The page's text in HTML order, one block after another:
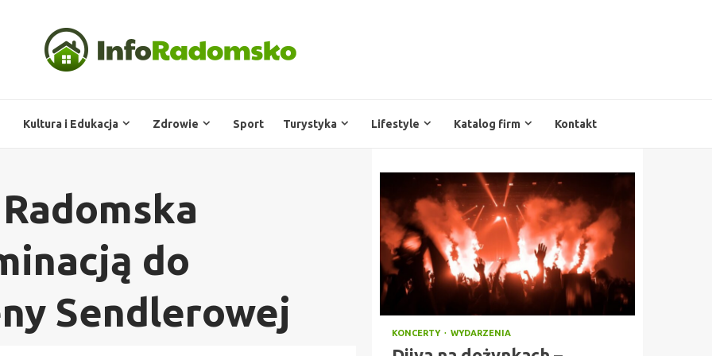
Kultura i Edukacja Zdrowie Sport Turystyka Lifestyle Katalog firm Kontakt
do
Sendlerowej
KONCERTY WYDARZENIA